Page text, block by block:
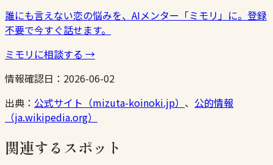
誰にも言えない恋の悩みを、AIメンター「ミモリ」に。登録
不要で今すぐ話せます。
ミモリに相談する →
情報確認日： 2026-06-02
出典： 公式サイト（mizuta-koinoki.jp） 、 公的情報
（ja.wikipedia.org）
関連するスポット